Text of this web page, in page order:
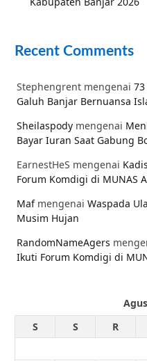
Recent Comments
Stephengrent mengenai
Galuh Banjar Bernuansa
Sheilaspody mengenai
Bayar Iuran Saat Gabung
EarnestHeS mengenai
Forum Komdigi di MUNAS
Mafmengenai Waspada
Musim Hujan
RandomNameAgers
Ikuti Forum Komdigi di
S
S R